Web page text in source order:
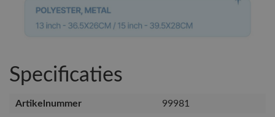
Specificaties
Artikelnummer
99981